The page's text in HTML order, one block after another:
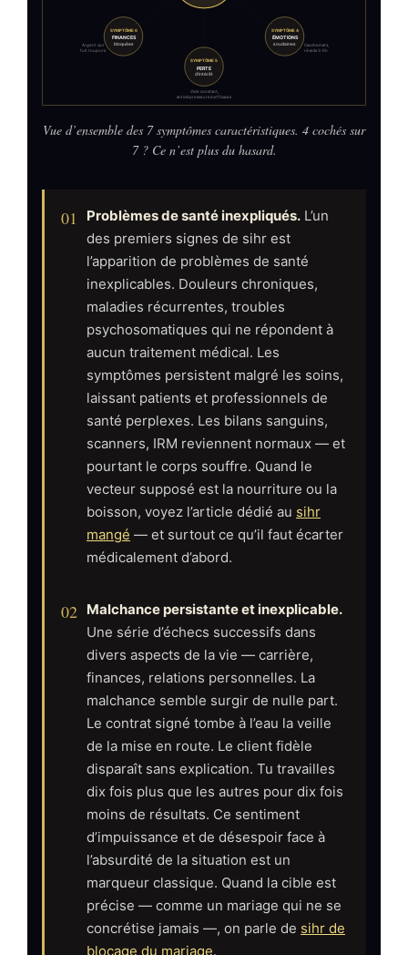
Vue d’ensemble des 7 symptômes caractéristiques. 4 cochés sur
7 ? Ce n’est plus du hasard.
01 Problèmes de santé inexpliqués. L’un
des premiers signes de sihr est
l’apparition de problèmes de santé
inexplicables. Douleurs chroniques,
maladies récurrentes, troubles
psychosomatiques qui ne répondent à
aucun traitement médical. Les
symptômes persistent malgré les soins,
laissant patients et professionnels de
santé perplexes. Les bilans sanguins,
scanners, IRM reviennent normaux — et
pourtant le corps souffre. Quand le
vecteur supposé est la nourriture ou la
boisson, voyez l’article dédié au sihr
mangé — et surtout ce qu’il faut écarter
médicalement d’abord.
02 Malchance persistante et inexplicable.
Une série d’échecs successifs dans
divers aspects de la vie — carrière,
finances, relations personnelles. La
malchance semble surgir de nulle part.
Le contrat signé tombe à l’eau la veille
de la mise en route. Le client fidèle
disparaît sans explication. Tu travailles
dix fois plus que les autres pour dix fois
moins de résultats. Ce sentiment
d’impuissance et de désespoir face à
l’absurdité de la situation est un
marqueur classique. Quand la cible est
précise — comme un mariage qui ne se
concrétise jamais —, on parle de sihr de
blocage du mariage.